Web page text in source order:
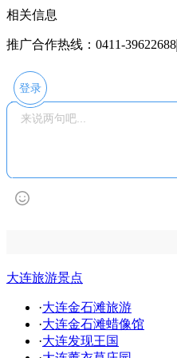
相关信息
推广合作热线：0411-39622688
登录
大连旅游景点
·大连金石滩旅游
·大连金石滩蜡像馆
·大连发现王国